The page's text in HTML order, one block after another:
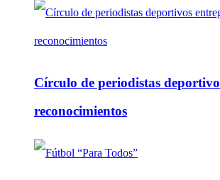
Círculo de periodistas
reconocimientos